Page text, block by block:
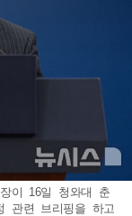
이 16일 청와대 춘
관련 브리핑을 하고